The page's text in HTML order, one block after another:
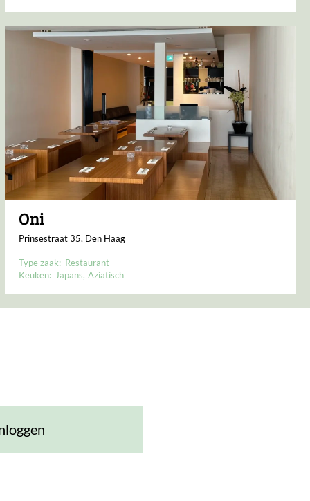
Oni
Prinsestraat 35, Den Haag
Type zaak: Restaurant
Keuken: Japans Aziatisch